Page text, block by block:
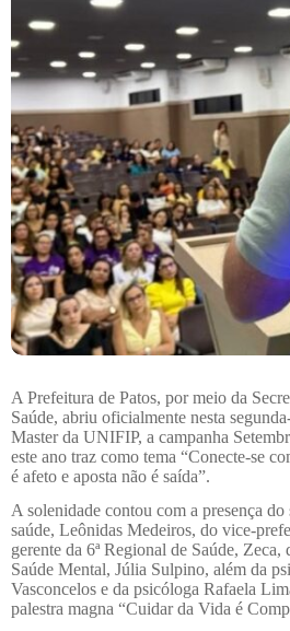
A Prefeitura de Patos, por meio da
Saúde, abriu oficialmente nesta
Master da UNIFIP, a campanha
este ano traz como tema “Conecte-se
é afeto e aposta não é saída”.
A solenidade contou com a presença
saúde, Leônidas Medeiros, do vice-
gerente da 6ª Regional de Saúde, Zeca,
Saúde Mental, Júlia Sulpino, além da
Vasconcelos e da psicóloga Rafaela
palestra magna “Cuidar da Vida é